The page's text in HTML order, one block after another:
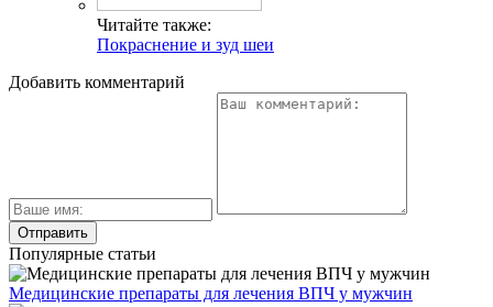
Читайте также:
Покраснение и зуд шеи
Добавить комментарий
Популярные статьи
Медицинские препараты для лечения ВПЧ у мужчин